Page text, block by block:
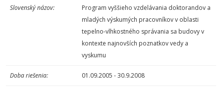
Slovenský názov:
Program vyššieho vzdelávania doktorandov a
mladých výskumých pracovníkov v oblasti
tepelno-vlhkostného správania sa budovy v
kontexte najnovších poznatkov vedy a
vyskumu
Doba riešenia: 01.09.2005 - 30.9.2008